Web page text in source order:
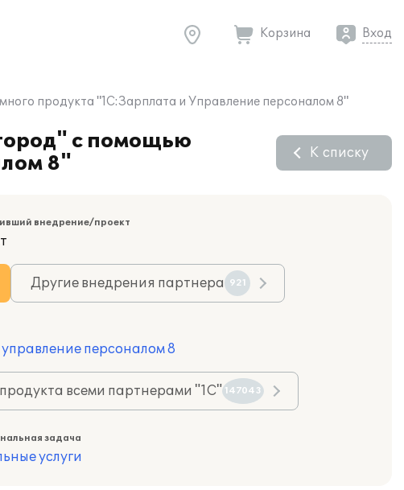
Корзина Вход
продукта "1С:Зарплата и Управление персоналом 8"
с помощью
8"
К списку
внедрение/проект
Другие внедрения партнера 921
персоналом 8
всеми партнерами "1С" 147043
задача
услуги